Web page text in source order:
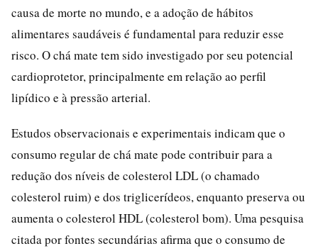
causa de morte no mundo, e a adoção de hábitos
alimentares saudáveis é fundamental para reduzir esse
risco. O chá mate tem sido investigado por seu potencial
cardioprotetor, principalmente em relação ao perfil
lipídico e à pressão arterial.
Estudos observacionais e experimentais indicam que o
consumo regular de chá mate pode contribuir para a
redução dos níveis de colesterol LDL (o chamado
colesterol ruim) e dos triglicerídeos, enquanto preserva ou
aumenta o colesterol HDL (colesterol bom). Uma pesquisa
citada por fontes secundárias afirma que o consumo de